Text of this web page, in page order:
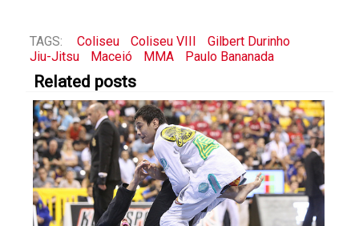
TAGS: Coliseu Coliseu VIII
Gilbert Durinho
Jiu-Jitsu
Maceió MMA Paulo Bananada
Related posts